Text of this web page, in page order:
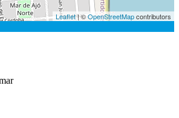
Leaflet| ©OpenStreetMapcontributors